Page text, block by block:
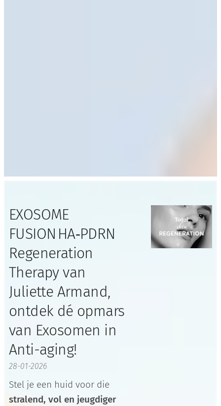
EXOSOME
FUSION HA‑PDRN
Regeneration
Therapy van
Juliette Armand,
ontdek dé opmars
van Exosomen in
Anti-aging!
28-01-2026
Stel je een huid voor die
stralend, vol en jeugdiger